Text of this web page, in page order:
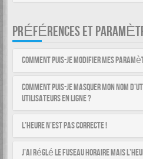
PRÉFÉRENCES ET
Comment puis-je modifier mes
Comment puis-je masquer mon nom
utilisateurs en ligne ?
L’heure n’est pas correcte !
J’ai réglé le fuseau horaire mais